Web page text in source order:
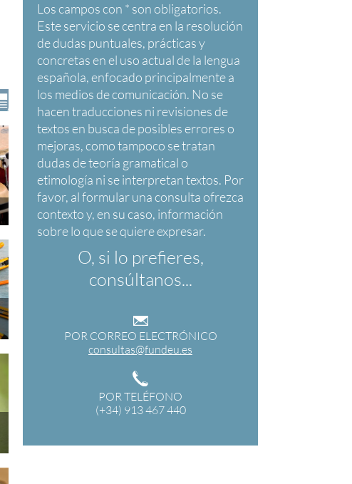
Los campos con * son obligatorios
O, si lo prefieres,
consúltanos...
POR CORREO ELECTRÓNICO
consultas@fundeu.es
POR TELÉFONO
(+34) 913 467 440